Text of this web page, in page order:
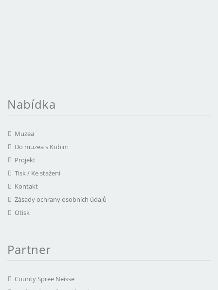
Nabídka
Muzea
Do muzea s Kobim
Projekt
Tisk / Ke stažení
Kontakt
Zásady ochrany osobních údajů
Otisk
Partner
County Spree Neisse